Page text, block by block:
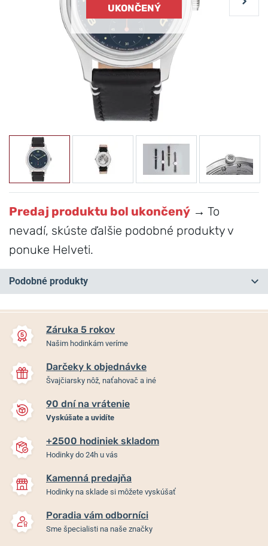
UKONČENÝ
Predaj produktu bol ukončený → To
nevadí, skúste ďalšie podobné produkty v
ponuke Helveti.
Podobné produkty
-7%
PRIM SPIDER 40 C 98-226-
340-00-1
Skladom
3 751 €
Záruka 5 rokov
Našim hodinkám veríme
Darčeky k objednávke
Švajčiarsky nôž, naťahovač a iné
90 dní na vrátenie
Vyskúšate a uvidíte
+2500 hodiniek skladom
Hodinky do 24h u vás
Kamenná predajňa
Hodinky na sklade si môžete vyskúšať
Poradia vám odborníci
Sme špecialisti na naše značky